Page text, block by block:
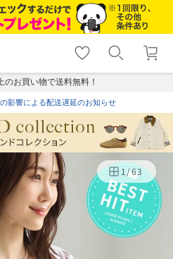
shopping_cart lock_outline
ログイン
お買い物で送料無料！
影響による配送遅延のお知らせ
1/63